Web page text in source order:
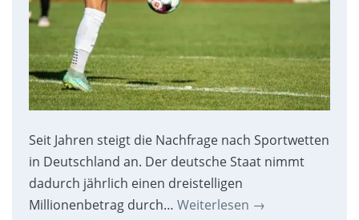
Seit Jahren steigt die Nachfrage nach Sportwetten
in Deutschland an. Der deutsche Staat nimmt
dadurch jährlich einen dreistelligen
Millionenbetrag durch… Weiterlesen →